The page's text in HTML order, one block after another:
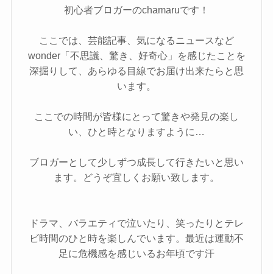
初心者ブロガーのchamaruです！
ここでは、芸能記事、気になるニュースなど
wonder「不思議、驚き、好奇心」を感じたことを
深掘りして、あらゆる目線でお届け出来たらと思
います。
ここでの時間が皆様にとって驚きや発見の楽し
い、ひと時となりますように…
ブロガーとして少しずつ成長して行きたいと思い
ます。どうぞ宜しくお願い致します。
ドラマ、バラエティで泣いたり、笑ったりとテレ
ビ時間のひと時を楽しんでいます。最近は運動不
足に危機感を感じいるお年頃です汗